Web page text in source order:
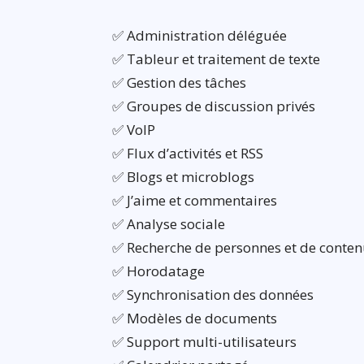
✅ Administration déléguée
✅ Tableur et traitement de texte
✅ Gestion des tâches
✅ Groupes de discussion privés
✅ VoIP
✅ Flux d’activités et RSS
✅ Blogs et microblogs
✅ J’aime et commentaires
✅ Analyse sociale
✅ Recherche de personnes et de
✅ Horodatage
✅ Synchronisation des données
✅ Modèles de documents
✅ Support multi-utilisateurs